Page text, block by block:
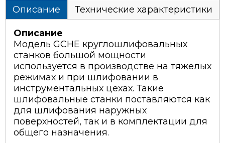
Описание Технические характеристики
Описание
Модель GCHE круглошлифовальных
станков большой мощности
используется в производстве на тяжелых
режимах и при шлифовании в
инструментальных цехах. Такие
шлифовальные станки поставляются как
для шлифования наружных
поверхностей, так и в комплектации для
общего назначения.